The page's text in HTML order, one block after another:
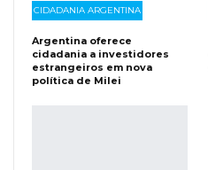
CIDADANIA ARGENTINA
Argentina oferece
cidadania a investidores
estrangeiros em nova
política de Milei